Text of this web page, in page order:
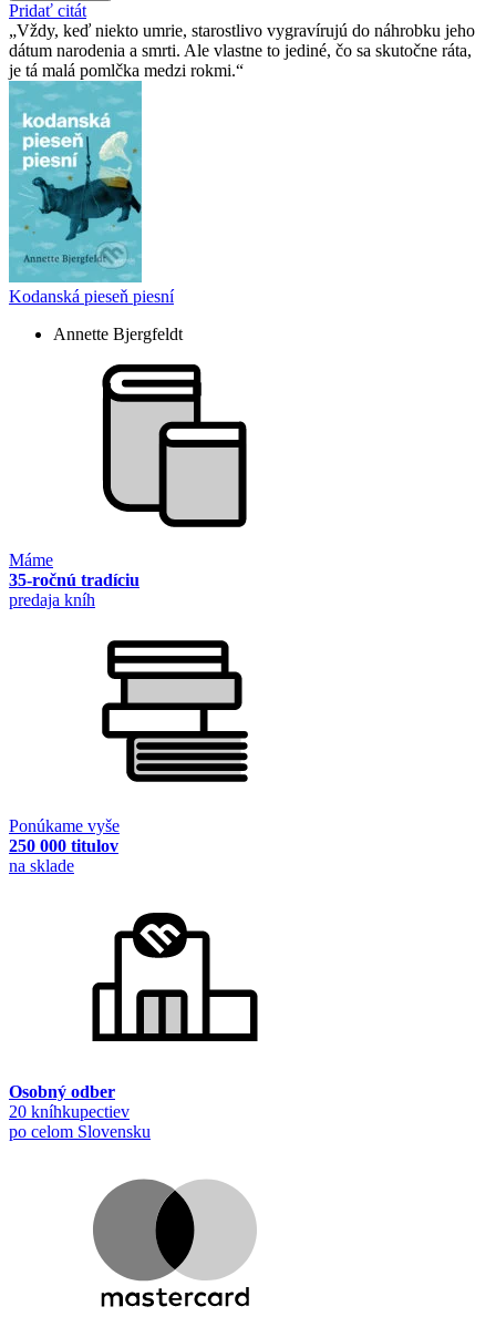
Pridať citát
Vždy, keď niekto umrie, starostlivo vygravírujú do náhrobku jeho
dátum narodenia a smrti. Ale vlastne to jediné, čo sa skutočne ráta,
je tá malá pomlčka medzi rokmi.
Kodanská pieseň piesní
Annette Bjergfeldt
Máme
35-ročnú tradíciu
predaja kníh
Ponúkame vyše
250 000 titulov
na sklade
Osobný odber
20 kníhkupectiev
po celom Slovensku